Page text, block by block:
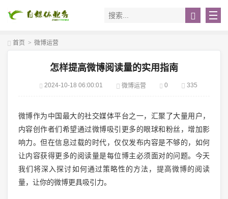
首页 > 微博运营
怎样提高微博阅读量的实用指南
2024-10-18 06:00:01 微博运营 0 335
微博作为中国最大的社交媒体平台之一，汇聚了大量用户，
内容创作者们希望通过微博吸引更多的眼球和粉丝，增加影
响力。但在信息过载的时代，仅仅发布内容是不够的，如何
让内容获得更多的阅读量是每位博主必须面对的问题。今天
我们将深入探讨如何通过策略性的方法，提高微博的阅读
量，让你的微博更具吸引力。